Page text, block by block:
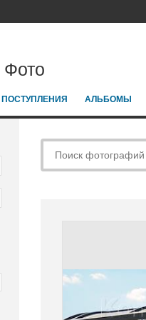
Фото
АЛЬБОМЫ